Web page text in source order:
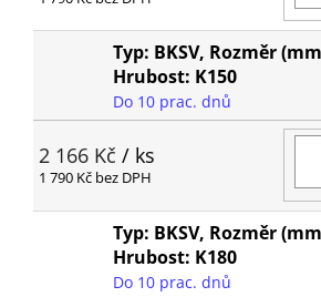
Typ: BKSV, Rozměr
Hrubost: K150
Do 10 prac. dnů
2 166 Kč / ks
1 790 Kč bez DPH
Typ: BKSV, Rozměr
Hrubost: K180
Do 10 prac. dnů